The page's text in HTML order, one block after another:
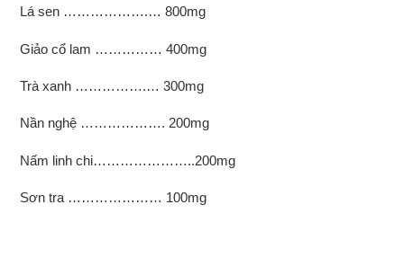
Lá sen ……………….… 800mg
Giảo cổ lam …………… 400mg
Trà xanh …………….… 300mg
Nần nghệ ………………. 200mg
Nấm linh chi…………………..200mg
Sơn tra ………………… 100mg